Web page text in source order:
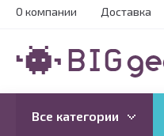
О компании Доставка
Все категории
Все категории